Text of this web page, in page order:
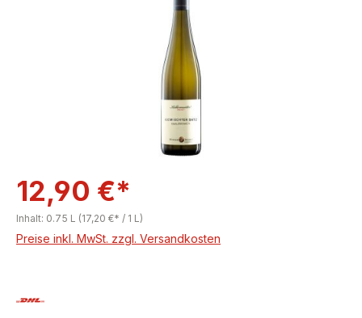
12,90 €*
Inhalt: 0.75 L (17,20 €* / 1 L)
Preise inkl. MwSt. zzgl. Versandkosten